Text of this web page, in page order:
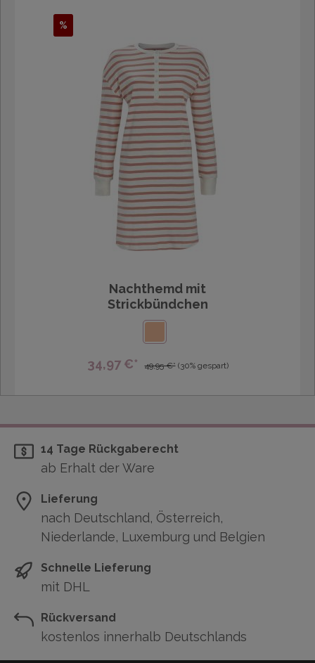
%
Nachthemd mit
Strickbündchen
34,97 €* 49,95 €* (30% gespart)
14 Tage Rückgaberecht
ab Erhalt der Ware
Lieferung
nach Deutschland, Österreich,
Niederlande, Luxemburg und Belgien
Schnelle Lieferung
mit DHL
Rückversand
kostenlos innerhalb Deutschlands